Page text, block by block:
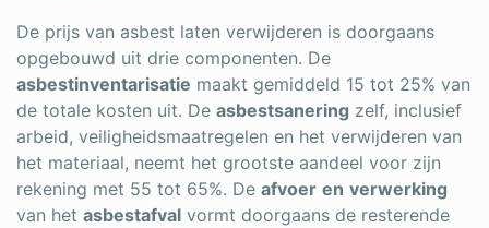
De prijs van asbest laten verwijderen is doorgaans
opgebouwd uit drie componenten. De
asbestinventarisatie maakt gemiddeld 15 tot 25% van
de totale kosten uit. De asbestsanering zelf, inclusief
arbeid, veiligheidsmaatregelen en het verwijderen van
het materiaal, neemt het grootste aandeel voor zijn
rekening met 55 tot 65%. De afvoer en verwerking
van het asbestafval vormt doorgaans de resterende